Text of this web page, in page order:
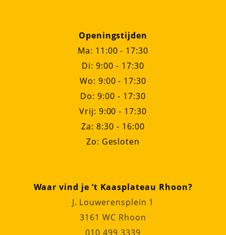
Openingstijden
Ma: 11:00 - 17:30
Di: 9:00 - 17:30
Wo: 9:00 - 17:30
Do: 9:00 - 17:30
Vrij: 9:00 - 17:30
Za: 8:30 - 16:00
Zo: Gesloten
Waar vind je ’t Kaasplateau Rhoon?
J. Louwerensplein 1
3161 WC Rhoon
010 499 3339